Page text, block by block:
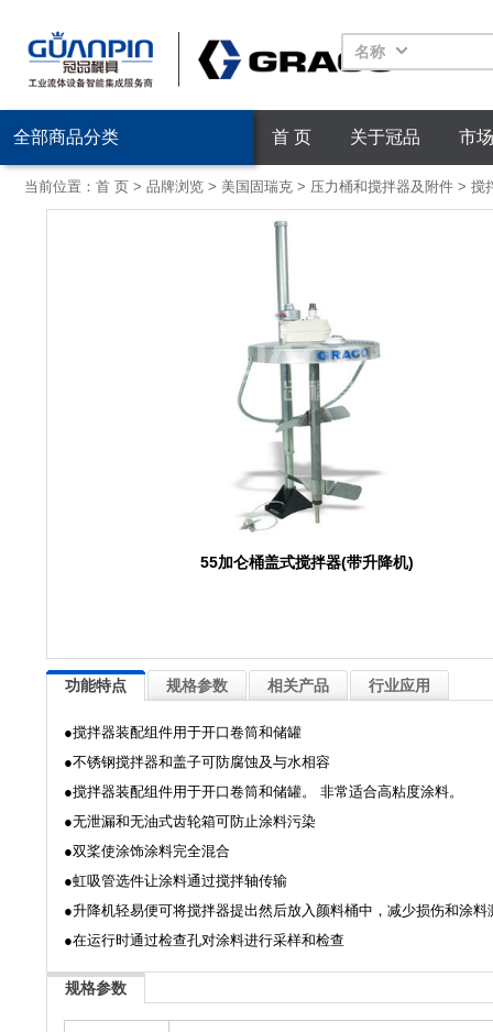
名称
首 页 关于冠品 市
全部商品分类
当前位置： 首 页> 品牌浏览> 美国固瑞克> 压力桶和搅拌器及附件> 搅
55加仑桶盖式搅拌器(带升降机)
功能特点 规格参数 相关产品 行业应用
●搅拌器装配组件用于开口卷筒和储罐
●不锈钢搅拌器和盖子可防腐蚀及与水相容
●搅拌器装配组件用于开口卷筒和储罐。 非常适合高粘度涂料。
●无泄漏和无油式齿轮箱可防止涂料污染
●双桨使涂饰涂料完全混合
●虹吸管选件让涂料通过搅拌轴传输
●升降机轻易便可将搅拌器提出然后放入颜料桶中，减少损伤和涂料
●在运行时通过检查孔对涂料进行采样和检查
规格参数